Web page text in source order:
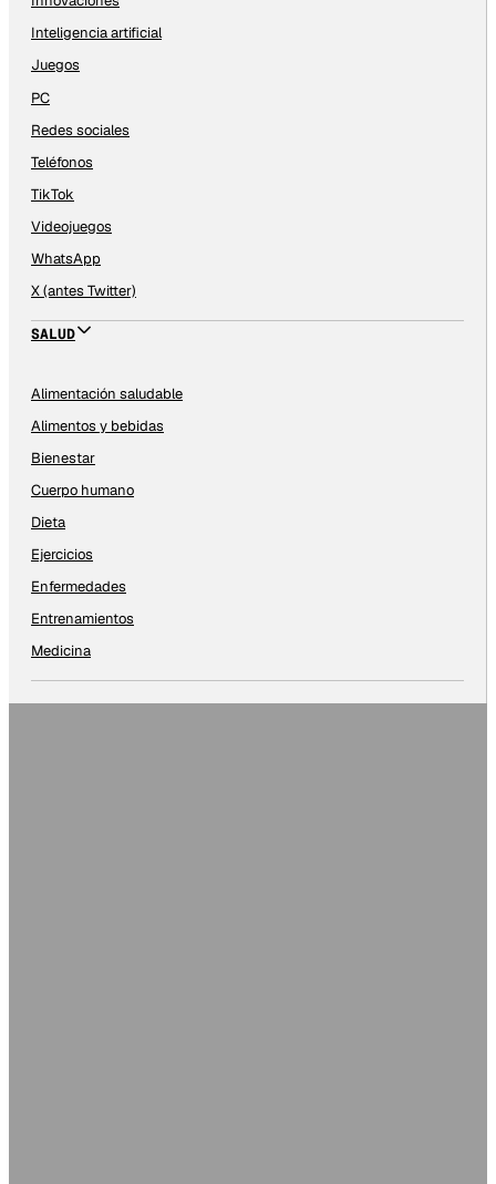
Inteligencia artificial
Juegos
PC
Redes sociales
Teléfonos
TikTok
Videojuegos
WhatsApp
X (antes Twitter)
SALUD
Alimentación saludable
Alimentos y bebidas
Bienestar
Cuerpo humano
Dieta
Ejercicios
Enfermedades
Entrenamientos
Medicina